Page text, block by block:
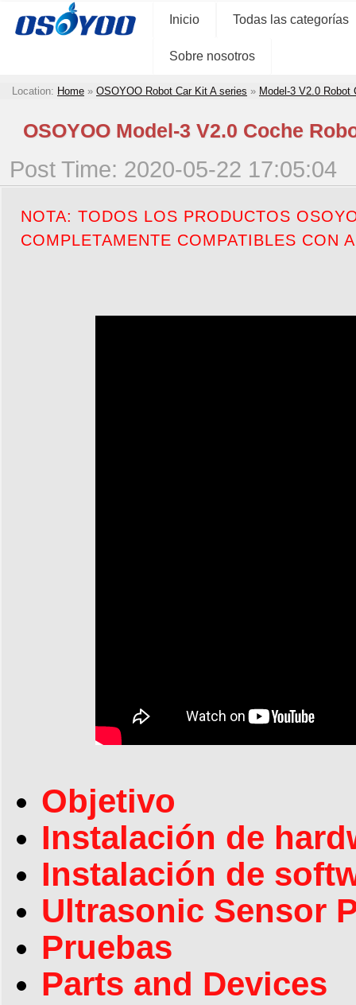
Inicio Todas las categorías
Sobre nosotros
Location: Home » OSOYOO Robot Car Kit A series » Model-3 V2.0 Robot
OSOYOO Model-3 V2.0 Coche
Post Time: 2020-05-22 17:05:04
NOTA: TODOS LOS PRODUCTOS
COMPLETAMENTE COMPATIBLES CON
Objetivo
Instalación de
Instalación de
Ultrasonic Sensor
Pruebas
Parts and Devices